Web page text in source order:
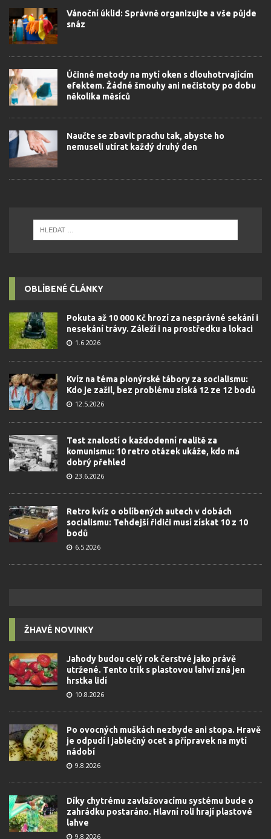
Vánoční úklid: Správně organizujte a vše půjde
snáz
Účinné metody na mytí oken s dlouhotrvajícím
efektem. Žádné šmouhy ani nečistoty po dobu
několika měsíců
Naučte se zbavit prachu tak, abyste ho
nemuseli utírat každý druhý den
OBLÍBENÉ ČLÁNKY
Pokuta až 10 000 Kč hrozí za nesprávné sekání i
nesekání trávy. Záleží i na prostředku a lokaci
1.6.2026
Kvíz na téma pionýrské tábory za socialismu:
Kdo je zažil, bez problému získá 12 ze 12 bodů
12.5.2026
Test znalostí o každodenní realitě za
komunismu: 10 retro otázek ukáže, kdo má
dobrý přehled
23.6.2026
Retro kvíz o oblíbených autech v dobách
socialismu: Tehdejší řidiči musí získat 10 z 10
bodů
6.5.2026
ŽHAVÉ NOVINKY
Jahody budou celý rok čerstvé jako právě
utržené. Tento trik s plastovou lahví zná jen
hrstka lidí
10.8.2026
Po ovocných muškách nezbyde ani stopa. Hravě
je odpudí i jablečný ocet a přípravek na mytí
nádobí
9.8.2026
Díky chytrému zavlažovacímu systému bude o
zahrádku postaráno. Hlavní roli hrají plastové
lahve
9.8.2026